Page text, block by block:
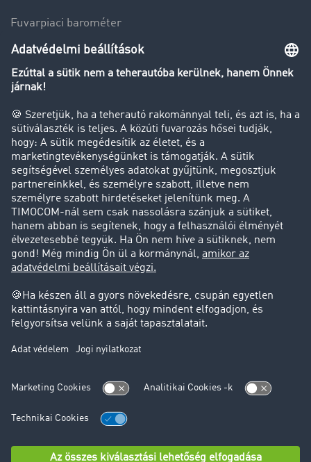
Fuvarpiaci barométer
Transzportlexikon
Tehergépkocsi-forgalomkorlátozás
Cég
Sikertörténetek
Ügyfél hoz ügyfelet
Jogi információk
Impresszum
Adatvédelem
süti-beállítások
Támogatás